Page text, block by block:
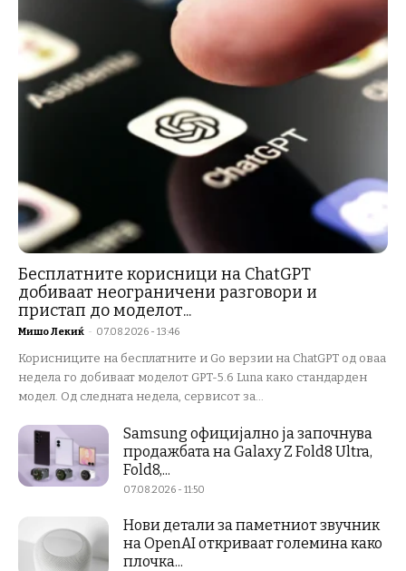
Бесплатните корисници на ChatGPT
добиваат неограничени разговори и
пристап до моделот...
Мишо Лекиќ - 07.08.2026 - 13:46
Корисниците на бесплатните и Go верзии на ChatGPT од оваа
недела го добиваат моделот GPT-5.6 Luna како стандарден
модел. Од следната недела, сервисот за...
Samsung официјално ја започнува
продажбата на Galaxy Z Fold8 Ultra,
Fold8,...
07.08.2026 - 11:50
Нови детали за паметниот звучник
на OpenAI откриваат големина како
плочка...